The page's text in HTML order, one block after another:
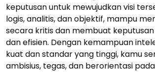
keputusan untuk mewujudkan visi
logis, analitis, dan objektif, mampu
secara kritis dan membuat
dan efisien. Dengan kemampuan
kuat dan standar yang tinggi, kamu
ambisius, tegas, dan berorientasi